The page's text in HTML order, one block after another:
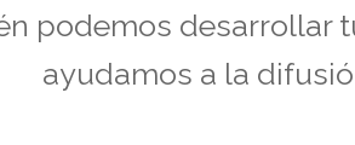
podemos desarrollar
ayudamos a la